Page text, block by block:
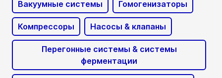
Вакуумные системы Гомогенизаторы
Компрессоры Насосы & клапаны
Перегонные системы & системы
ферментации